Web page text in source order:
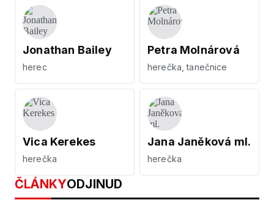
Jonathan Bailey
herec
Petra Molnárová
herečka, tanečnice
Vica Kerekes
herečka
Jana Janěková ml.
herečka
ČLÁNKYODJINUD